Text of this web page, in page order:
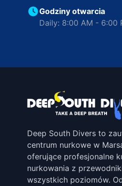
Godziny otwarcia
Daily: 8:00 AM - 6:00
Deep South Divers to
centrum nurkowe w
oferujące profesjonalne
nurkowania z
wszystkich poziomów.